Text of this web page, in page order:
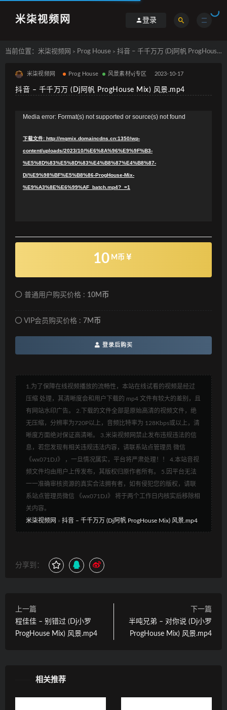
米柒视频网 登录
当前位置： 米柒视频网 > Prog House > 抖音 – 千千万万 (Dj阿帆 ProgHouse Mix) 风景.mp4
米柒视频网 Prog House 风景素材vj专区 2023-10-17
抖音 – 千千万万 (Dj阿帆 ProgHouse Mix) 风景.mp4
Media error: Format(s) not supported or source(s) not found
下载文件: http://mqmix.domaincdns.cn:1350/wp-
content/uploads/2023/10/%E6%8A%96%E9%9F%B3-
%E5%8D%83%E5%8D%83%E4%B8%87%E4%B8%87-
Dj%E9%98%BF%E5%B8%86-ProgHouse-Mix-
%E9%A3%8E%E6%99%AF_batch.mp4?_=1
10 M币
普通用户购买价格 : 10M币
VIP会员购买价格 : 7M币
登录后购买
1.为了保障在线视频播放的流畅性，本站在线试看的视频是经过
压缩 处理，其清晰度会和用户下载的 mp4 文件有较大的差别，且
有网站水印广告。 2.下载的文件全部是原始高清的视频文件，绝
无压缩，分辨率为720P以上，音频比特率为 128Kbps或以上，清
晰度方面绝对保证高清晰。 3.米柒视频网禁止发布违规违法的信
息，若您发现有相关违规违法内容，请联系站点管理员 微信
《wx071DJ》 ，一旦情况属实，平台将严肃处理！！ 4.本站音视
频文件均由用户上传发布，其版权归原作者所有。 5.因平台无法
一一准确审核资源的真实合法拥有者，如有侵犯您的版权，请联
系站点管理员微信 《wx071DJ》 将于两个工作日内核实后移除相
关内容。
米柒视频网 » 抖音 – 千千万万 (Dj阿帆 ProgHouse Mix) 风景.mp4
分享到：
上一篇
程佳佳 – 别错过 (Dj小罗
ProgHouse Mix) 风景.mp4
下一篇
半吨兄弟 – 对你说 (Dj小罗
ProgHouse Mix) 风景.mp4
相关推荐